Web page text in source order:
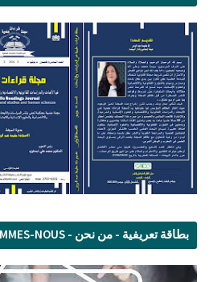
بطاقة تعريفية - من نحن - QUI SOMMES-NOUS